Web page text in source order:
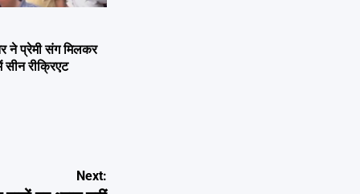
ने प्रेमी संग मिलकर
रीक्रिएट
Next: